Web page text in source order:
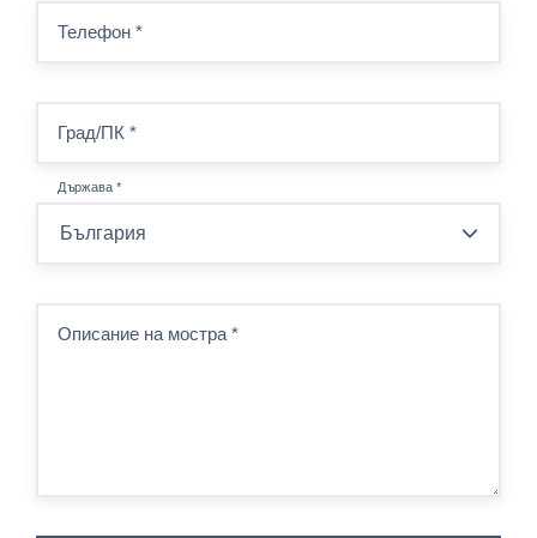
Телефон *
Град/ПК *
Държава *
Описание на мостра *